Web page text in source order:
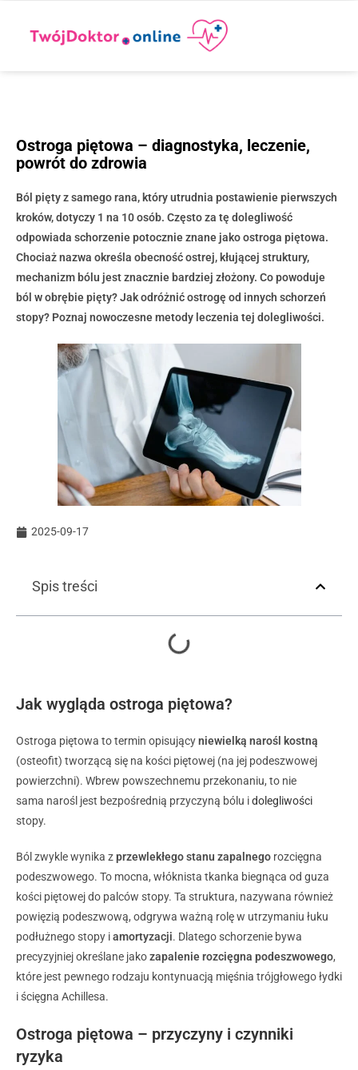
Ostroga piętowa – diagnostyka, leczenie,
powrót do zdrowia
Ból pięty z samego rana, który utrudnia postawienie pierwszych
kroków, dotyczy 1 na 10 osób. Często za tę dolegliwość
odpowiada schorzenie potocznie znane jako ostroga piętowa.
Chociaż nazwa określa obecność ostrej, kłującej struktury,
mechanizm bólu jest znacznie bardziej złożony. Co powoduje
ból w obrębie pięty? Jak odróżnić ostrogę od innych schorzeń
stopy? Poznaj nowoczesne metody leczenia tej dolegliwości.
2025-09-17
Spis treści
Jak wygląda ostroga piętowa?
Ostroga piętowa to termin opisującyniewielką narośl kostną
(osteofit) tworzącą się na kości piętowej (na jej podeszwowej
powierzchni). Wbrew powszechnemu przekonaniu, to nie
sama narośl jest bezpośrednią przyczyną bólu idolegliwości
stopy.
Ból zwykle wynika zprzewlekłego stanu zapalnego rozcięgna
podeszwowego. To mocna, włóknista tkanka biegnąca od guza
kości piętowej do palców stopy. Ta struktura, nazywana również
powięzią podeszwową, odgrywa ważną rolę w utrzymaniu łuku
podłużnego stopy iamortyzacji. Dlatego schorzenie bywa
precyzyjniej określane jakozapalenie rozcięgna podeszwowego,
które jest pewnego rodzaju kontynuacją mięśnia trójgłowego łydki
i ścięgna Achillesa.
Ostroga piętowa – przyczyny i czynniki
ryzyka